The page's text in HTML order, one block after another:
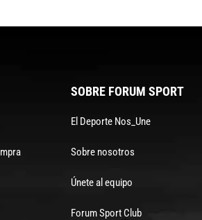
SOBRE FORUM SPORT
El Deporte Nos_Une
Sobre nosotros
Únete al equipo
Forum Sport Club